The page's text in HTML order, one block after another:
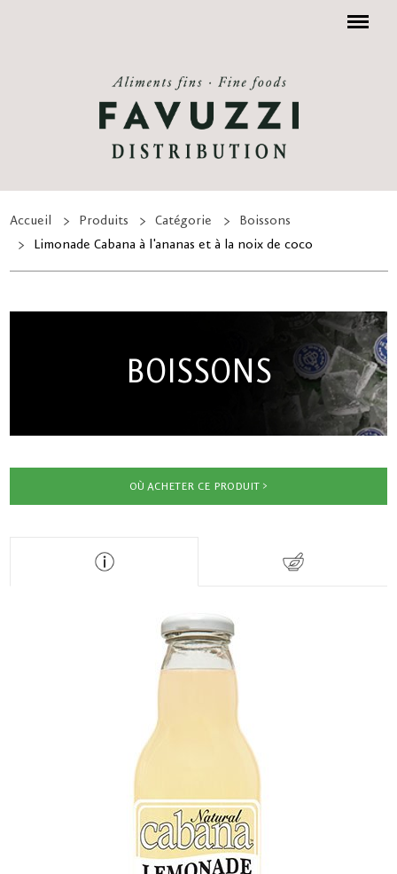
Menu
Accueil Produits Catégorie
Boissons
Limonade Cabana à l'ananas et à la noix de coco
BOISSONS
OÙ ACHETER CE PRODUIT